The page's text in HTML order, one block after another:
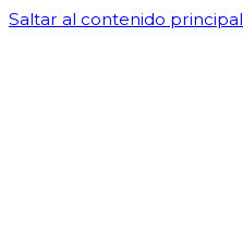
Saltar al contenido principal